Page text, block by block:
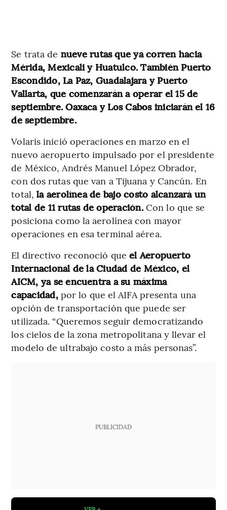
Se trata de nueve rutas que ya corren hacia
Mérida, Mexicali y Huatulco. También Puerto
Escondido, La Paz, Guadalajara y Puerto
Vallarta, que comenzarán a operar el 15 de
septiembre. Oaxaca y Los Cabos iniciarán el 16
de septiembre.
Volaris inició operaciones en marzo en el
nuevo aeropuerto impulsado por el presidente
de México, Andrés Manuel López Obrador,
con dos rutas que van a Tijuana y Cancún. En
total,la aerolínea de bajo costo alcanzará un
total de 11 rutas de operación.Con lo que se
posiciona como la aerolínea con mayor
operaciones en esa terminal aérea.
El directivo reconoció queel Aeropuerto
Internacional de la Ciudad de México, el
AICM, ya se encuentra a su máxima
capacidad,por lo que el AIFA presenta una
opción de transportación que puede ser
utilizada. “Queremos seguir democratizando
los cielos de la zona metropolitana y llevar el
modelo de ultrabajo costo a más personas”.
PUBLICIDAD